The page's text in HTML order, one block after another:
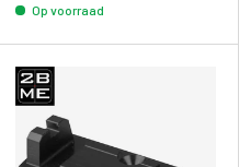
Op voorraad